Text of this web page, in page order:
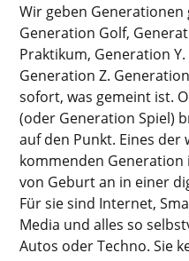
Wir geben Generationen
Generation Golf,
Praktikum, Generation
Generation Z.
sofort, was gemeint ist.
(oder Generation Spiel)
auf den Punkt. Eines
kommenden Generation
von Geburt an in einer
Für sie sind Internet,
Media und alles so
Autos oder Techno. Sie